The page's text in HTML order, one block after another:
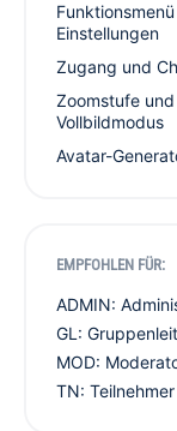
Einstellungen
Zugang und
Zoomstufe und
Vollbildmodus
Avatar-
EMPFOHLEN FÜR:
ADMIN:
GL:
MOD:
TN: Teilnehmer